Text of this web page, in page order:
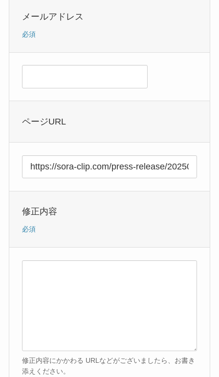
メールアドレス
必須
ページURL
修正内容
必須
修正内容にかかわる URLなどがございましたら、お書き
添えください。